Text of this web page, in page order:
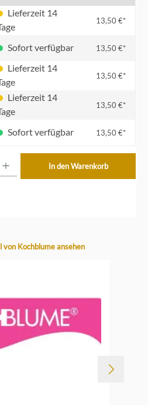
13,50 €*
Sofort verfügbar 13,50 €*
13,50 €*
13,50 €*
Sofort verfügbar 13,50 €*
In den Warenkorb
Kochblume ansehen